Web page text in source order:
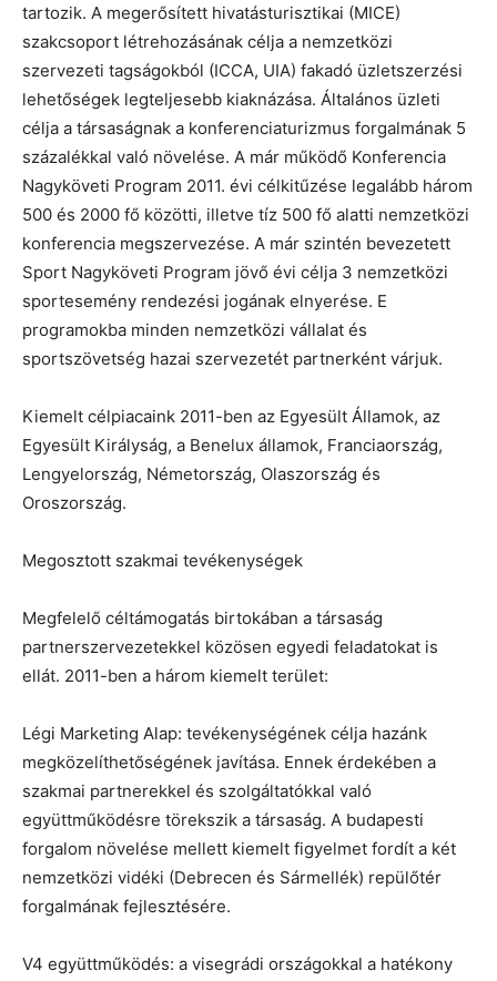
tartozik. A megerősített hivatásturisztikai (MICE)
szakcsoport létrehozásának célja a nemzetközi
szervezeti tagságokból (ICCA, UIA) fakadó üzletszerzési
lehetőségek legteljesebb kiaknázása. Általános üzleti
célja a társaságnak a konferenciaturizmus forgalmának 5
százalékkal való növelése. A már működő Konferencia
Nagyköveti Program 2011. évi célkitűzése legalább három
500 és 2000 fő közötti, illetve tíz 500 fő alatti nemzetközi
konferencia megszervezése. A már szintén bevezetett
Sport Nagyköveti Program jövő évi célja 3 nemzetközi
sportesemény rendezési jogának elnyerése. E
programokba minden nemzetközi vállalat és
sportszövetség hazai szervezetét partnerként várjuk.
Kiemelt célpiacaink 2011-ben az Egyesült Államok, az
Egyesült Királyság, a Benelux államok, Franciaország,
Lengyelország, Németország, Olaszország és
Oroszország.
Megosztott szakmai tevékenységek
Megfelelő céltámogatás birtokában a társaság
partnerszervezetekkel közösen egyedi feladatokat is
ellát. 2011-ben a három kiemelt terület:
Légi Marketing Alap: tevékenységének célja hazánk
megközelíthetőségének javítása. Ennek érdekében a
szakmai partnerekkel és szolgáltatókkal való
együttműködésre törekszik a társaság. A budapesti
forgalom növelése mellett kiemelt figyelmet fordít a két
nemzetközi vidéki (Debrecen és Sármellék) repülőtér
forgalmának fejlesztésére.
V4 együttműködés: a visegrádi országokkal a hatékony